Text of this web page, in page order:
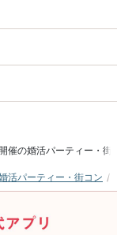
催の婚活パーティー・街
活パーティー・街コン